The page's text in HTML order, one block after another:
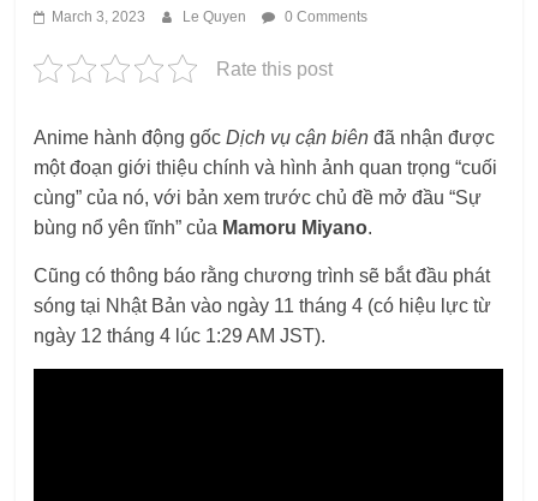
March 3, 2023 Le Quyen 0 Comments
Rate this post
Anime hành động gốcDịch vụ cận biên đã nhận được
một đoạn giới thiệu chính và hình ảnh quan trọng “cuối
cùng” của nó, với bản xem trước chủ đề mở đầu “Sự
bùng nổ yên tĩnh” của Mamoru Miyano.
Cũng có thông báo rằng chương trình sẽ bắt đầu phát
sóng tại Nhật Bản vào ngày 11 tháng 4 (có hiệu lực từ
ngày 12 tháng 4 lúc 1:29 AM JST).